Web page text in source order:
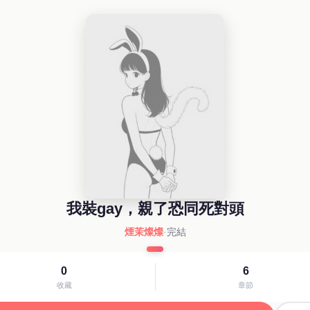
我裝gay，親了恐同死對頭
煙茉燦燦·完結
0
收藏
6
章節